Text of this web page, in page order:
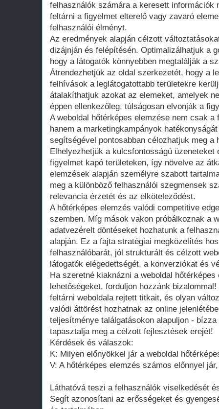
felhasználók számára a keresett információk
feltárni a figyelmet elterelő vagy zavaró
felhasználói élményt.
Az eredmények alapján célzott
dizájnján és felépítésén. Optimalizálhatjuk a
hogy a látogatók könnyebben megtalálják a
Átrendezhetjük az oldal szerkezetét, hogy a
felhívások a leglátogatottabb területekre
átalakíthatjuk azokat az elemeket, amelyek
éppen ellenkezőleg, túlságosan elvonják a
A weboldal hőtérképes elemzése nem csak
hanem a marketingkampányok
segítségével pontosabban célozhatjuk meg
Elhelyezhetjük a kulcsfontosságú üzeneteket
figyelmet kapó területeken, így növelve az
elemzések alapján személyre szabott
meg a különböző felhasználói szegmensek
relevancia érzetét és az elköteleződést.
A hőtérképes elemzés valódi competitive
szemben. Míg mások vakon próbálkoznak a
adatvezérelt döntéseket hozhatunk a
alapján. Ez a fajta stratégiai megközelítés
felhasználóbarát, jól strukturált és célzott
látogatók elégedettségét, a konverziókat és
Ha szeretné kiaknázni a weboldal hőtérképes
lehetőségeket, forduljon hozzánk
feltárni weboldala rejtett titkait, és olyan
valódi áttörést hozhatnak az online
teljesítménye találgatásokon alapuljon -
tapasztalja meg a célzott fejlesztések erejét!
Kérdések és válaszok:
K: Milyen előnyökkel jár a weboldal
V: A hőtérképes elemzés számos előnnyel
Láthatóvá teszi a felhasználók viselkedését
Segít azonosítani az erősségeket és